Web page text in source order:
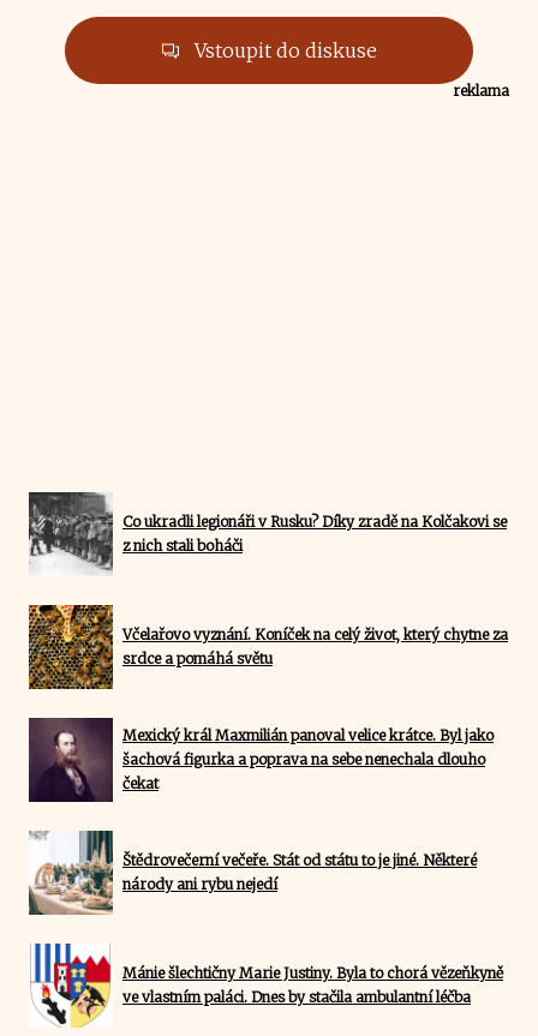
Vstoupit do diskuse
reklama
Co ukradli legionáři v Rusku? Díky zradě na Kolčakovi se
z nich stali boháči
Včelařovo vyznání. Koníček na celý život, který chytne za
srdce a pomáhá světu
Mexický král Maxmilián panoval velice krátce. Byl jako
šachová figurka a poprava na sebe nenechala dlouho
čekat
Štědrovečerní večeře. Stát od státu to je jiné. Některé
národy ani rybu nejedí
Mánie šlechtičny Marie Justiny. Byla to chorá vězeňkyně
ve vlastním paláci. Dnes by stačila ambulantní léčba